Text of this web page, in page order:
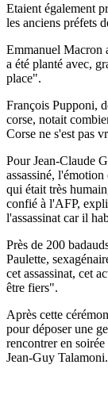
Etaient également
les anciens préfets
Emmanuel Macron
a été planté avec,
place".
François Pupponi,
corse, notait
Corse ne s'est pas
Pour Jean-Claude
assassiné,
qui était très
confié à l'AFP,
l'assassinat car il
Près de 200
Paulette,
cet assassinat, cet
être fiers".
Après cette
pour déposer une
rencontrer en
Jean-Guy Talamoni.